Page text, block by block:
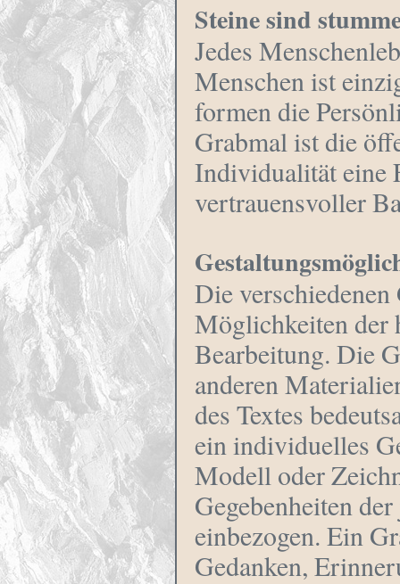
Steine sind
Jedes
Menschen ist
formen die
Grabmal ist die
Individualität eine
vertrauensvoller
Die
Möglichkeiten der
Bearbeitung. Die
anderen
des Textes
ein individuelles
Modell oder
Gegebenheiten
einbezogen. Ein
Gedanken,